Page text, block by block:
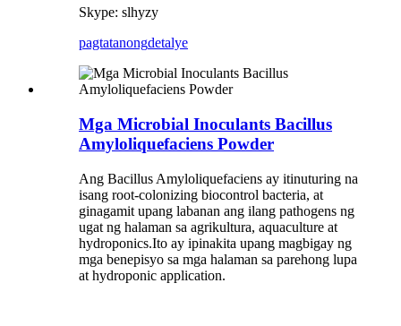
Skype: slhyzy
pagtatanongdetalye
Mga Microbial Inoculants Bacillus
Amyloliquefaciens Powder
Ang Bacillus Amyloliquefaciens ay itinuturing na
isang root-colonizing biocontrol bacteria, at
ginagamit upang labanan ang ilang pathogens ng
ugat ng halaman sa agrikultura, aquaculture at
hydroponics.Ito ay ipinakita upang magbigay ng
mga benepisyo sa mga halaman sa parehong lupa
at hydroponic application.